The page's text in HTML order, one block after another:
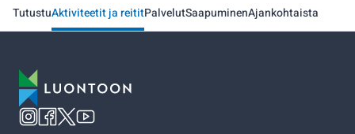
TutustuAktiviteetit ja reititPalvelutSaapuminenAjankohtaista